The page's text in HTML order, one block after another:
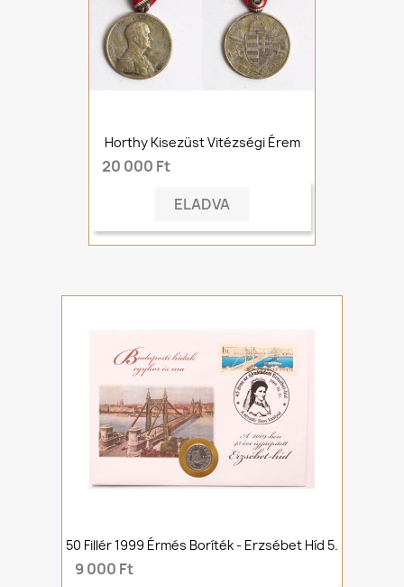
Horthy Kisezüst Vitézségi Érem
20 000 Ft
ELADVA
50 Fillér 1999 Érmés Boríték - Erzsébet Híd 5.
9 000 Ft